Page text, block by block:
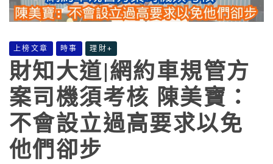
上榜文章 時事 理財+
財知大道|網約車規管方
案司機須考核 陳美寶：
不會設立過高要求以免
他們卻步